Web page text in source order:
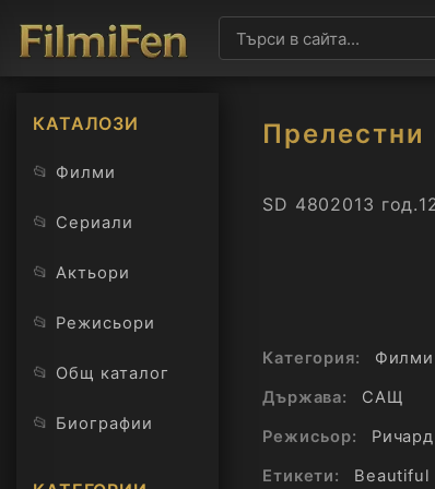
КАТАЛОЗИ
📂 Филми
📂 Сериали
📂 Актьори
📂 Режисьори
📂 Общ каталог
📂 Биографии
Прелестни
SD 4802013 год.
Категория: Филми
Държава:
САЩ
Режисьор:
Етикети:
Beautiful